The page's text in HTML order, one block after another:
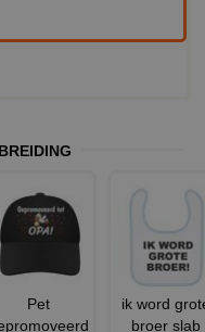
Pet
ik word
broer slab